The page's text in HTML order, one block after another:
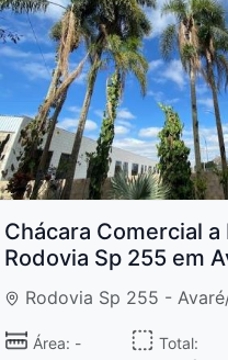
Chácara Comercial a
Rodovia Sp 255 em
Rodovia Sp 255 -
Área: -
Total: